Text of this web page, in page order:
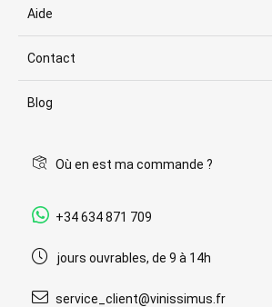
Aide
Contact
Blog
Où en est ma commande ?
+34 634 871 709
jours ouvrables, de 9 à 14h
service_client@vinissimus.fr